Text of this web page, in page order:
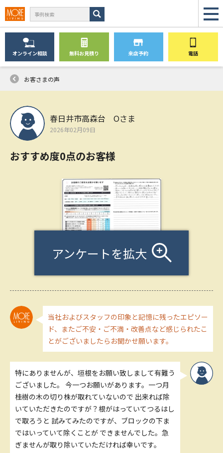
オンライン相談 無料お見積り 来店予約 電話
お客さまの声
春日井市高森台 Oさま
2026年02月09日
おすすめ度0点のお客様
アンケートを拡大
当社およびスタッフの印象と記憶に残ったエピソー
ド、またご不安・ご不満・改善点など感じられたこ
とがございましたらお聞かせ願います。
特にありませんが、垣根をお願い致しまして有難う
ございました。 今一つお願いがあります。一つ月
桂樹の木の切り株が取れていないので 出来れば除
いていただきたのですが？根がはっていてつるはし
で取ろうと 試みてみたのですが、ブロックの下ま
ではいっていて除くことが できませんでした。急
ぎませんが取り除いていただければ幸いです。